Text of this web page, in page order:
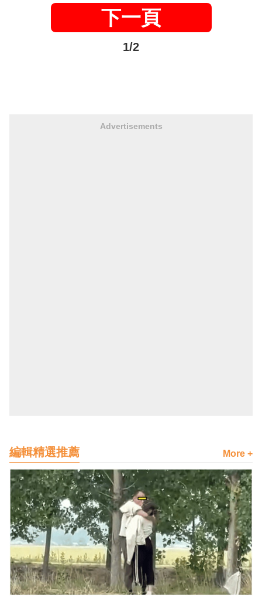
下一頁
1/2
Advertisements
編輯精選推薦 More +